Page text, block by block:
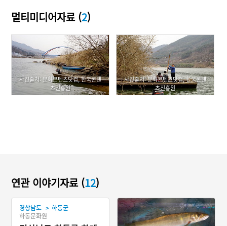
멀티미디어자료 (2)
사진출처: 문화콘텐츠닷컴, 한국콘텐
츠진흥원
사진출처: 문화콘텐츠닷컴, 한국콘텐
츠진흥원
연관 이야기자료 (12)
경상남도 > 하동군
하동문화원